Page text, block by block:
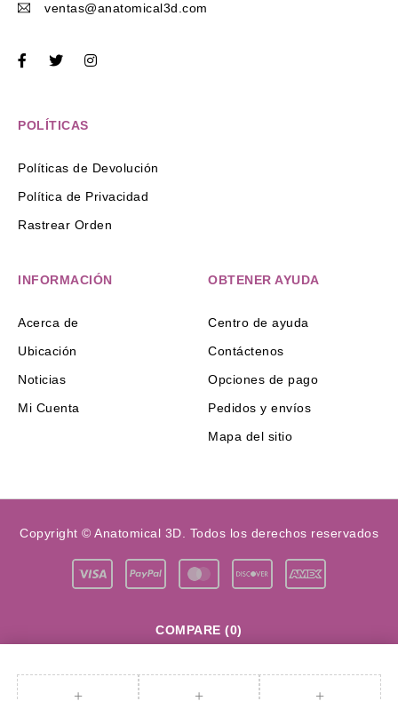
ventas@anatomical3d.com
POLÍTICAS
Políticas de Devolución
Política de Privacidad
Rastrear Orden
INFORMACIÓN
Acerca de
Ubicación
Noticias
Mi Cuenta
OBTENER AYUDA
Centro de ayuda
Contáctenos
Opciones de pago
Pedidos y envíos
Mapa del sitio
Copyright © Anatomical 3D. Todos los derechos reservados
COMPARE (0)